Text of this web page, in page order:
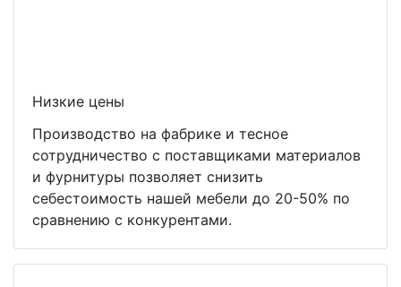
Низкие цены
Производство на фабрике и тесное
сотрудничество с поставщиками материалов
и фурнитуры позволяет снизить
себестоимость нашей мебели до 20-50% по
сравнению с конкурентами.